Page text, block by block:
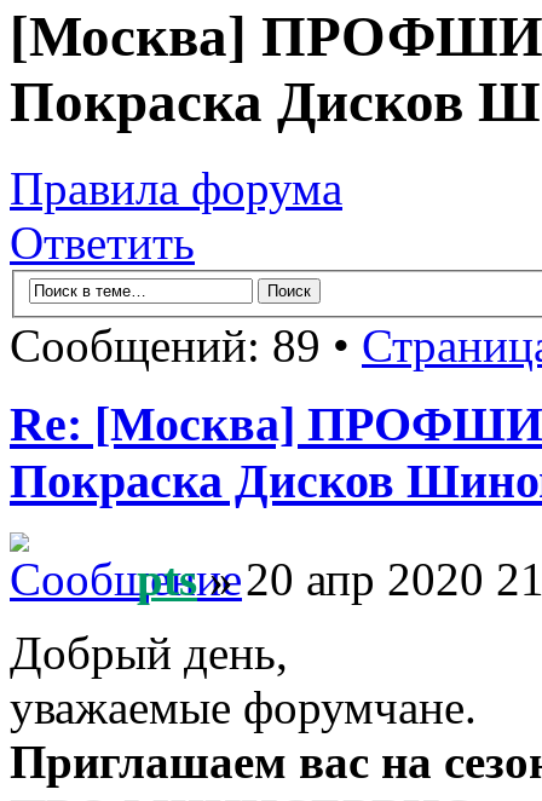
[Москва]
Покраска Дисков
Правила форума
Ответить
Сообщений: 89 •
Re: [Москва]
Покраска Дисков
pts» 20 апр 2020
Добрый день,
уважаемые форумчане.
Приглашаем вас на